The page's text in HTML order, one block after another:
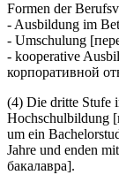
Formen der
- Ausbildung im
- Umschulung
- kooperative
корпоративной
(4) Die dritte Stufe
Hochschulbildung
um ein
Jahre und enden
бакалавра].